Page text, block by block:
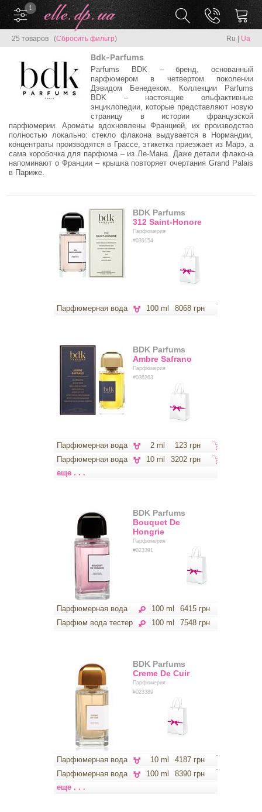
1
25 товаров (Сбросить фильтр) Ru Ua
Bdk-Parfums
Parfums BDK – бренд, основанный
парфюмером в четвертом поколении
Дэвидом Бенедеком. Коллекции Parfums
BDK – настоящие ольфактивные
энциклопедии, которые представляют новую
страницу в истории французской
парфюмерии. Ароматы вдохновлены Францией, их производство
полностью локально: стекло флакона выдувается в Нормандии,
концентраты производятся в Грассе, этикетка приезжает из Марэ, а
сама коробочка для парфюма – из Ле-Мана. Даже детали флакона
напоминают о Франции – крышка повторяет очертания Grand Palais
в Париже.
BDK Parfums
312 Saint-Honore
Парфюмерия
#039154
Парфюмерная вода 100 ml 8068 грн
BDK Parfums
Ambre Safrano
Парфюмерия
#036263
Парфюмерная вода 2 ml
123 грн
Парфюмерная вода
10 ml
3202 грн
еще . . .
BDK Parfums
Bouquet De
Hongrie
Парфюмерия
#023391
Парфюмерная вода 100 ml
6415 грн
Парфюм вода тестер
100 ml 7548 грн
BDK Parfums
Creme De Cuir
Парфюмерия
#023389
Парфюмерная вода 10 ml
4187 грн
Парфюмерная вода
100 ml
8390 грн
еще . . .